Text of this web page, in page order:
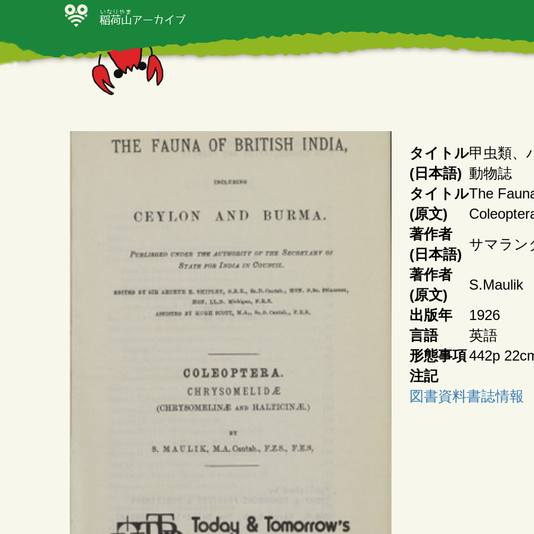
稲荷山
いなりやま
アーカイブ
タイトル
(日本語)
甲虫類、
動物誌
タイトル
(原文)
The
著作者
(日本語)
サマラン
著作者
(原文)
S.Maulik
出版年
1926
言語
英語
形態事項442p
注記
図書資料書誌情報